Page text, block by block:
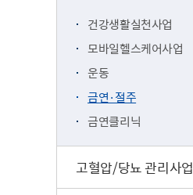
건강생활실천사업
모바일헬스케어사업
운동
금연·절주
금연클리닉
고혈압/당뇨 관리사업